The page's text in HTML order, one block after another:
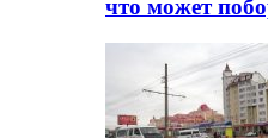
что может